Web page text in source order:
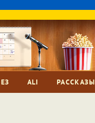
ALI РАССКАЗЫ